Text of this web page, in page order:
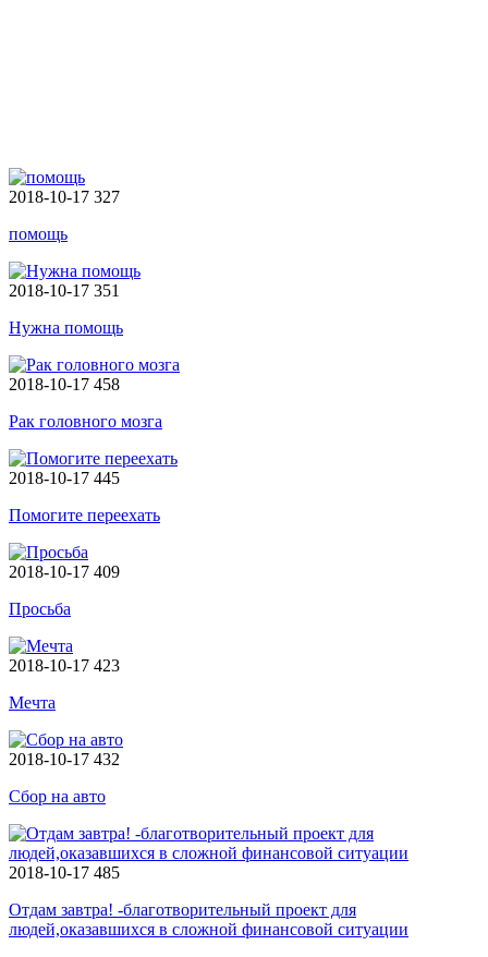
2018-10-17 327
помощь
2018-10-17 351
Нужна помощь
2018-10-17 458
Рак головного мозга
2018-10-17 445
Помогите переехать
2018-10-17 409
Просьба
2018-10-17 423
Мечта
2018-10-17 432
Сбор на авто
2018-10-17 485
Отдам завтра! -благотворительный проект для
людей,оказавшихся в сложной финансовой ситуации